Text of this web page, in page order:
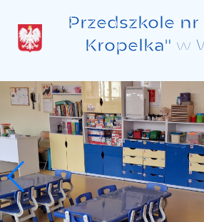
Przedszkole nr
Kropelka" w